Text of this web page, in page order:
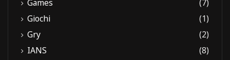
Games
(7)
Giochi
(1)
Gry
(2)
IANS
(8)